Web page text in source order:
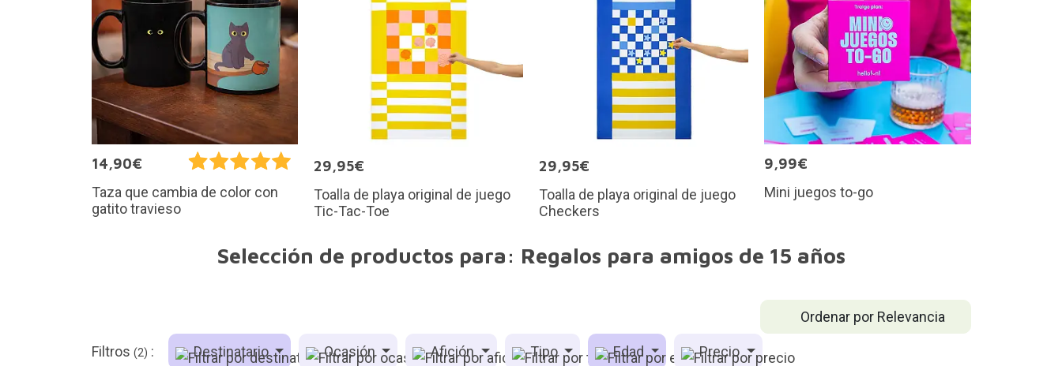
14,90€
Taza que cambia de color con
gatito travieso
29,95€
Toalla de playa original de juego
Tic-Tac-Toe
29,95€
Toalla de playa original de juego
Checkers
9,99€
Mini juegos to-go
Selección de productos para: Regalos para amigos de 15 años
Ordenar por Relevancia
Filtros (2) : Destinatario Ocasión Afición Tipo Edad Precio